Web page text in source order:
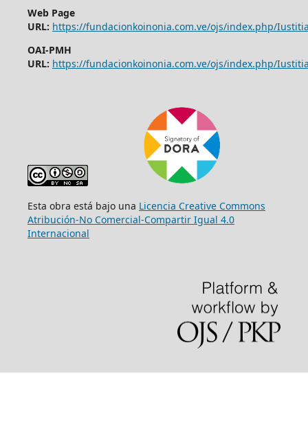
Web Page
URL: https://fundacionkoinonia.com.ve/ojs/index.php/
OAI-PMH
URL: https://fundacionkoinonia.com.ve/ojs/index.php/
Esta obra está bajo una Licencia Creative Commons
Atribución-No Comercial-Compartir Igual 4.0
Internacional